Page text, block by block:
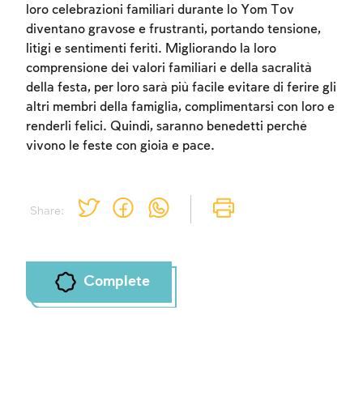
Share:
loro celebrazioni familiari durante lo Yom Tov
diventano gravose e frustranti, portando tensione,
litigi e sentimenti feriti. Migliorando la loro
comprensione dei valori familiari e della sacralità
della festa, per loro sarà più facile evitare di ferire gli
altri membri della famiglia, complimentarsi con loro e
renderli felici. Quindi, saranno benedetti perché
vivono le feste con gioia e pace.
Complete
Sign up Login